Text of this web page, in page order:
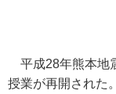
平成28年熊本地
授業が再開された